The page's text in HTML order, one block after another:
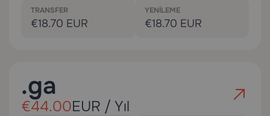
TRANSFER
€18.70 EUR
YENILEME
€18.70 EUR
.ga
€44.00EUR / Yıl